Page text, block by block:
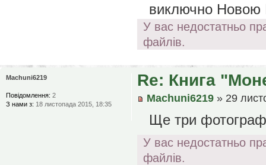
виключно Новою
У вас недостатньо
файлів.
Re: Книга
Machuni6219» 29
Ще три
У вас недостатньо
файлів.
Machuni6219
Повідомлення: 2
З нами з: 18 листопада 2015, 18:35